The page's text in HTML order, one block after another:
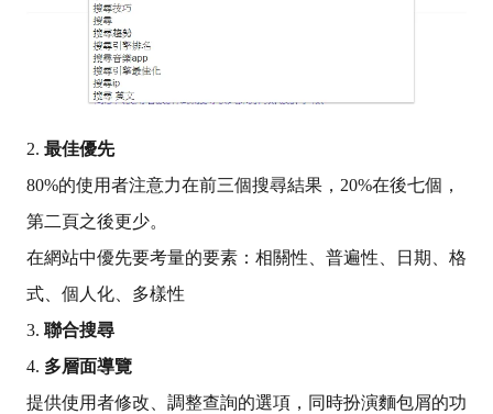
2. 最佳優先
80%的使用者注意力在前三個搜尋結果， 20%在後七個，
第二頁之後更少。
在網站中優先要考量的要素：相關性、普遍性、日期、格
式、個人化、多樣性
3. 聯合搜尋
4. 多層面導覽
提供使用者修改、調整查詢的選項，同時扮演麵包屑的功